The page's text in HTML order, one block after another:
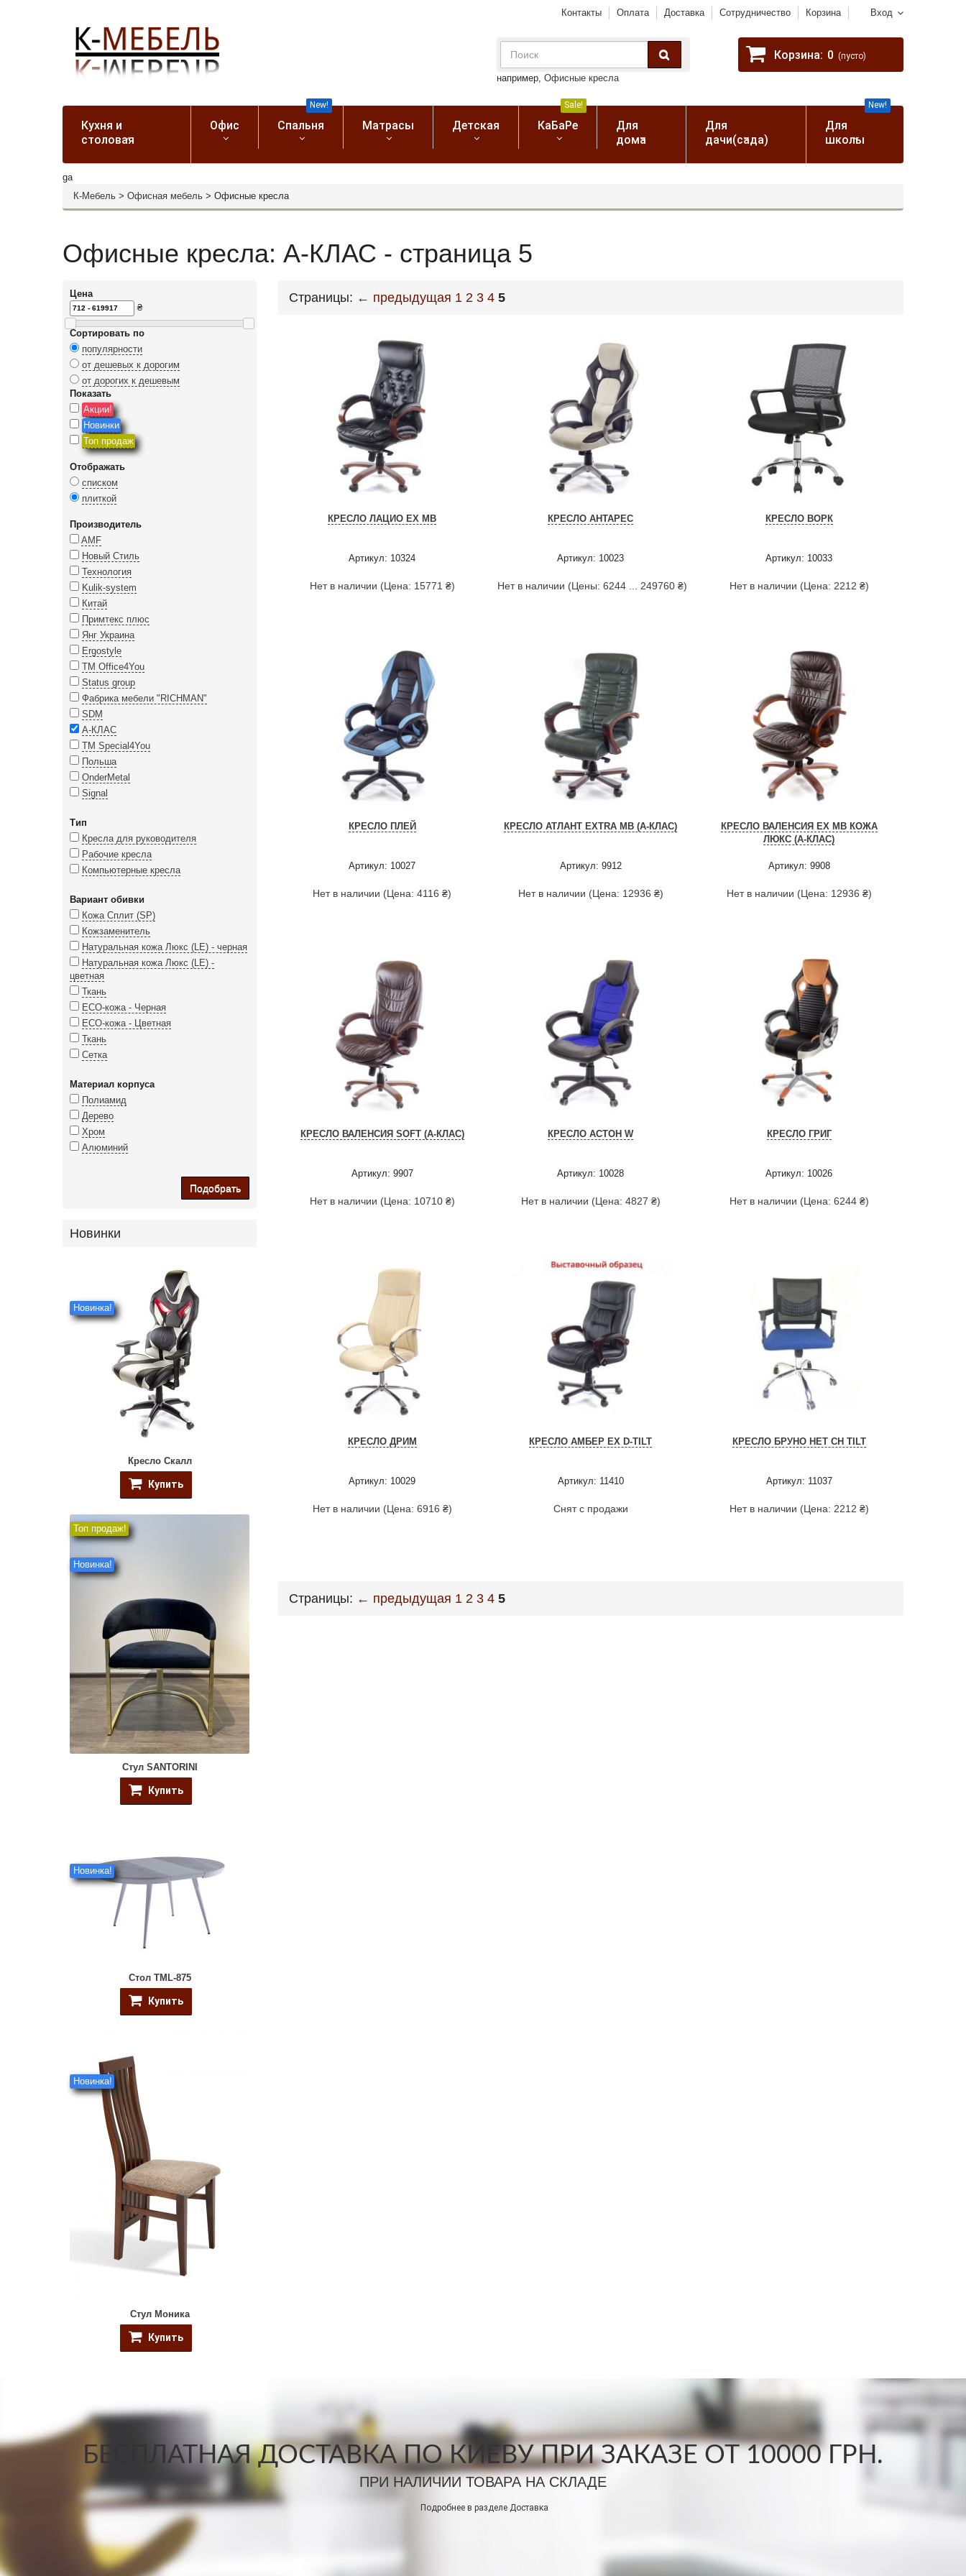
Вход
Контакты Оплата Доставка Сотрудничество Корзина
например, Офисные кресла
Корзина: 0 (пусто)
Кухня и
столовая
Офис Спальня
New!
Матрасы Детская КаБаРе
Sale!
Для
дома
Для
дачи(сада)
Для
школы
New!
ga
К-Мебель > Офисная мебель > Офисные кресла
Офисные кресла: А-КЛАС - страница 5
Цена
₴
Сортировать по
популярности
от дешевых к дорогим
от дорогих к дешевым
Показать
Акции!
Новинки
Топ продаж
Отображать
списком
плиткой
Производитель
AMF
Новый Стиль
Технология
Kulik-system
Китай
Примтекс плюс
Янг Украина
Ergostyle
ТМ Office4You
Status group
Фабрика мебели "RICHMAN"
SDM
А-КЛАС
TM Special4You
Польша
OnderMetal
Signal
Тип
Кресла для руководителя
Рабочие кресла
Компьютерные кресла
Вариант обивки
Кожа Сплит (SP)
Кожзаменитель
Натуральная кожа Люкс (LE) - черная
Натуральная кожа Люкс (LE) -
цветная
Ткань
ECO-кожа - Черная
ECO-кожа - Цветная
Ткань
Сетка
Материал корпуса
Полиамид
Дерево
Хром
Алюминий
Подобрать
Новинки
Новинка!
Кресло Скалл
Купить
Топ продаж!
Новинка!
Стул SANTORINI
Купить
Новинка!
Стол TML-875
Купить
Новинка!
Стул Моника
Купить
Страницы: ← предыдущая 1 2 3 4 5
КРЕСЛО ЛАЦИО EX MB
Артикул: 10324
Нет в наличии (Цена: 15771 ₴)
КРЕСЛО АНТАРЕС
Артикул: 10023
Нет в наличии (Цены: 6244 ... 249760 ₴)
КРЕСЛО ВОРК
Артикул: 10033
Нет в наличии (Цена: 2212 ₴)
КРЕСЛО ПЛЕЙ
Артикул: 10027
Нет в наличии (Цена: 4116 ₴)
КРЕСЛО АТЛАНТ EXTRA MB (А-КЛАС)
Артикул: 9912
Нет в наличии (Цена: 12936 ₴)
КРЕСЛО ВАЛЕНСИЯ EX MB КОЖА
ЛЮКС (А-КЛАС)
Артикул: 9908
Нет в наличии (Цена: 12936 ₴)
КРЕСЛО ВАЛЕНСИЯ SOFT (А-КЛАС)
Артикул: 9907
Нет в наличии (Цена: 10710 ₴)
КРЕСЛО АСТОН W
Артикул: 10028
Нет в наличии (Цена: 4827 ₴)
КРЕСЛО ГРИГ
Артикул: 10026
Нет в наличии (Цена: 6244 ₴)
КРЕСЛО ДРИМ
Артикул: 10029
Нет в наличии (Цена: 6916 ₴)
КРЕСЛО АМБЕР EX D-TILT
Артикул: 11410
Снят с продажи
КРЕСЛО БРУНО НЕТ СН TILT
Артикул: 11037
Нет в наличии (Цена: 2212 ₴)
Страницы: ← предыдущая 1 2 3 4 5
БЕСПЛАТНАЯ ДОСТАВКА ПО КИЕВУ ПРИ ЗАКАЗЕ ОТ 10000 ГРН.
ПРИ НАЛИЧИИ ТОВАРА НА СКЛАДЕ
Подробнее в разделе Доставка